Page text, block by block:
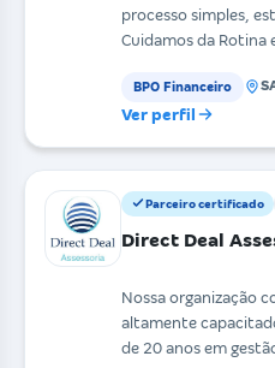
processo simples,
Cuidamos da Rotina
BPO Financeiro
Ver perfil
Parceiro certificado
Direct Deal
Nossa organização
altamente
de 20 anos em